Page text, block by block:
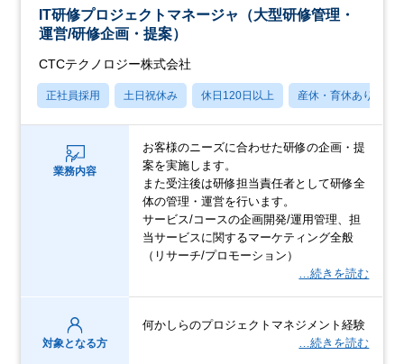
IT研修プロジェクトマネージャ（大型研修管理・
運営/研修企画・提案）
CTCテクノロジー株式会社
正社員採用 土日祝休み 休日120日以上 産休・育休あり
業務内容
お客様のニーズに合わせた研修の企画・提
案を実施します。
また受注後は研修担当責任者として研修全
体の管理・運営を行います。
サービス/コースの企画開発/運用管理、担
当サービスに関するマーケティング全般
（リサーチ/プロモーション）
…続きを読む
対象となる方
何かしらのプロジェクトマネジメント経験
…続きを読む